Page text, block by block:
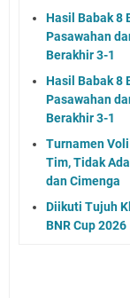
Hasil Babak 8
Pasawahan
Berakhir 3-1
Hasil Babak 8
Pasawahan
Berakhir 3-1
Turnamen
Tim, Tidak
dan Cimenga
Diikuti Tujuh
BNR Cup 2026